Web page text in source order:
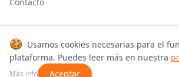
© 2026 Cookmonkeys. Todos los
Hecho con 🍳 en España
🍪 Usamos cookies necesarias para el
plataforma. Puedes leer más en nuestra
Más info Aceptar